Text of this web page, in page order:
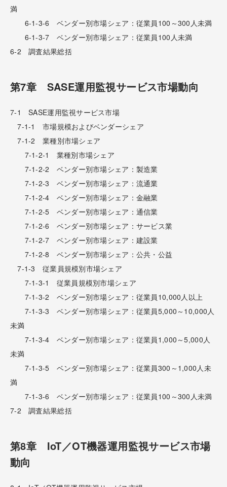
満
6-1-3-6 ベンダー別市場シェア：従業員100～300人未満
6-1-3-7 ベンダー別市場シェア：従業員100人未満
6-2 調査結果総括
第7章 SASE運用監視サービス市場動向
7-1 SASE運用監視サービス市場
7-1-1 市場規模およびベンダーシェア
7-1-2 業種別市場シェア
7-1-2-1 業種別市場シェア
7-1-2-2 ベンダー別市場シェア：製造業
7-1-2-3 ベンダー別市場シェア：流通業
7-1-2-4 ベンダー別市場シェア：金融業
7-1-2-5 ベンダー別市場シェア：通信業
7-1-2-6 ベンダー別市場シェア：サービス業
7-1-2-7 ベンダー別市場シェア：建設業
7-1-2-8 ベンダー別市場シェア：公共・公益
7-1-3 従業員規模別市場シェア
7-1-3-1 従業員規模別市場シェア
7-1-3-2 ベンダー別市場シェア：従業員10,000人以上
7-1-3-3 ベンダー別市場シェア：従業員5,000～10,000人
未満
7-1-3-4 ベンダー別市場シェア：従業員1,000～5,000人
未満
7-1-3-5 ベンダー別市場シェア：従業員300～1,000人未
満
7-1-3-6 ベンダー別市場シェア：従業員100～300人未満
7-2 調査結果総括
第8章 IoT／OT機器運用監視サービス市場
動向